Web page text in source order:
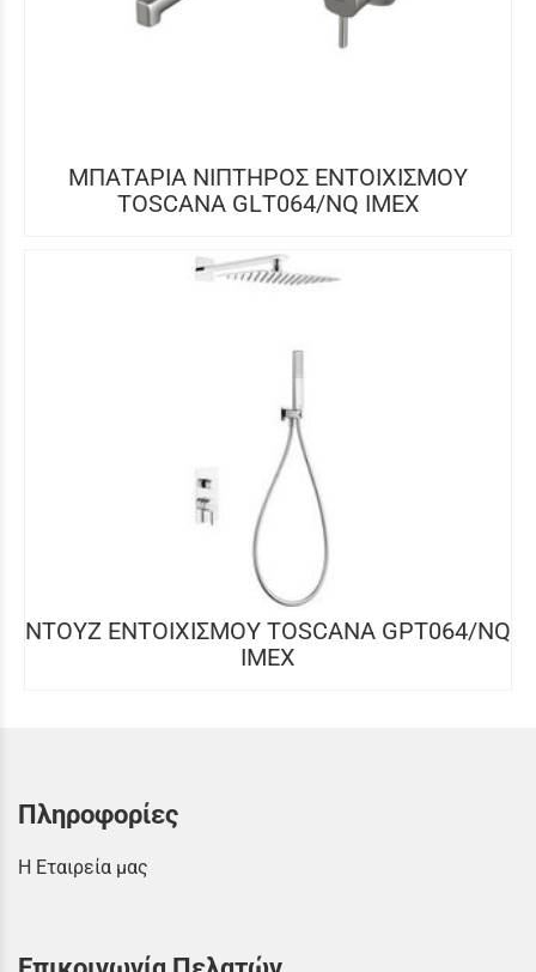
ΜΠΑΤΑΡΙΑ ΝΙΠΤΗΡΟΣ ΕΝΤΟΙΧΙΣΜΟΥ
TOSCANA GLΤ064/NQ IMEX
NTOYZ ΕΝΤOIXIΣΜΟΥ TOSCANA GPT064/NQ
IMEX
Πληροφορίες
Η Εταιρεία μας